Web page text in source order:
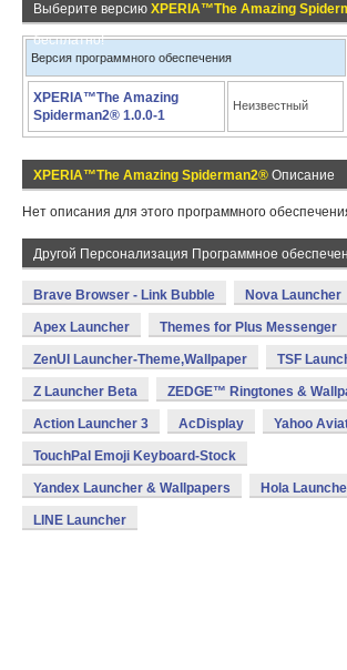
Выберите версию XPERIA™The Amazing
бесплатно!
Версия программного обеспечения
XPERIA™The Amazing
Spiderman2® 1.0.0-1
Неизвестный
XPERIA™The Amazing Spiderman2® Описание
Нет описания для этого программного
Другой Персонализация Программное
Brave Browser - Link Bubble Nova Launcher
Apex Launcher Themes for Plus Messenger
ZenUI Launcher-Theme,Wallpaper TSF
Z Launcher Beta ZEDGE™ Ringtones &
Action Launcher 3 AcDisplay Yahoo
TouchPal Emoji Keyboard-Stock
Yandex Launcher & Wallpapers Hola
LINE Launcher